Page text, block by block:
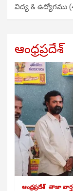
విద్య & ఉద్యోగము
ఆంధ్రప్రదేశ్
ఆంధ్రప్రదేశ్ తాజా